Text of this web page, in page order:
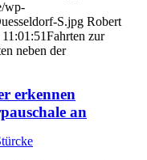
wp-
S.jpg Robert
Fahrten zur
neben der
erkennen
an